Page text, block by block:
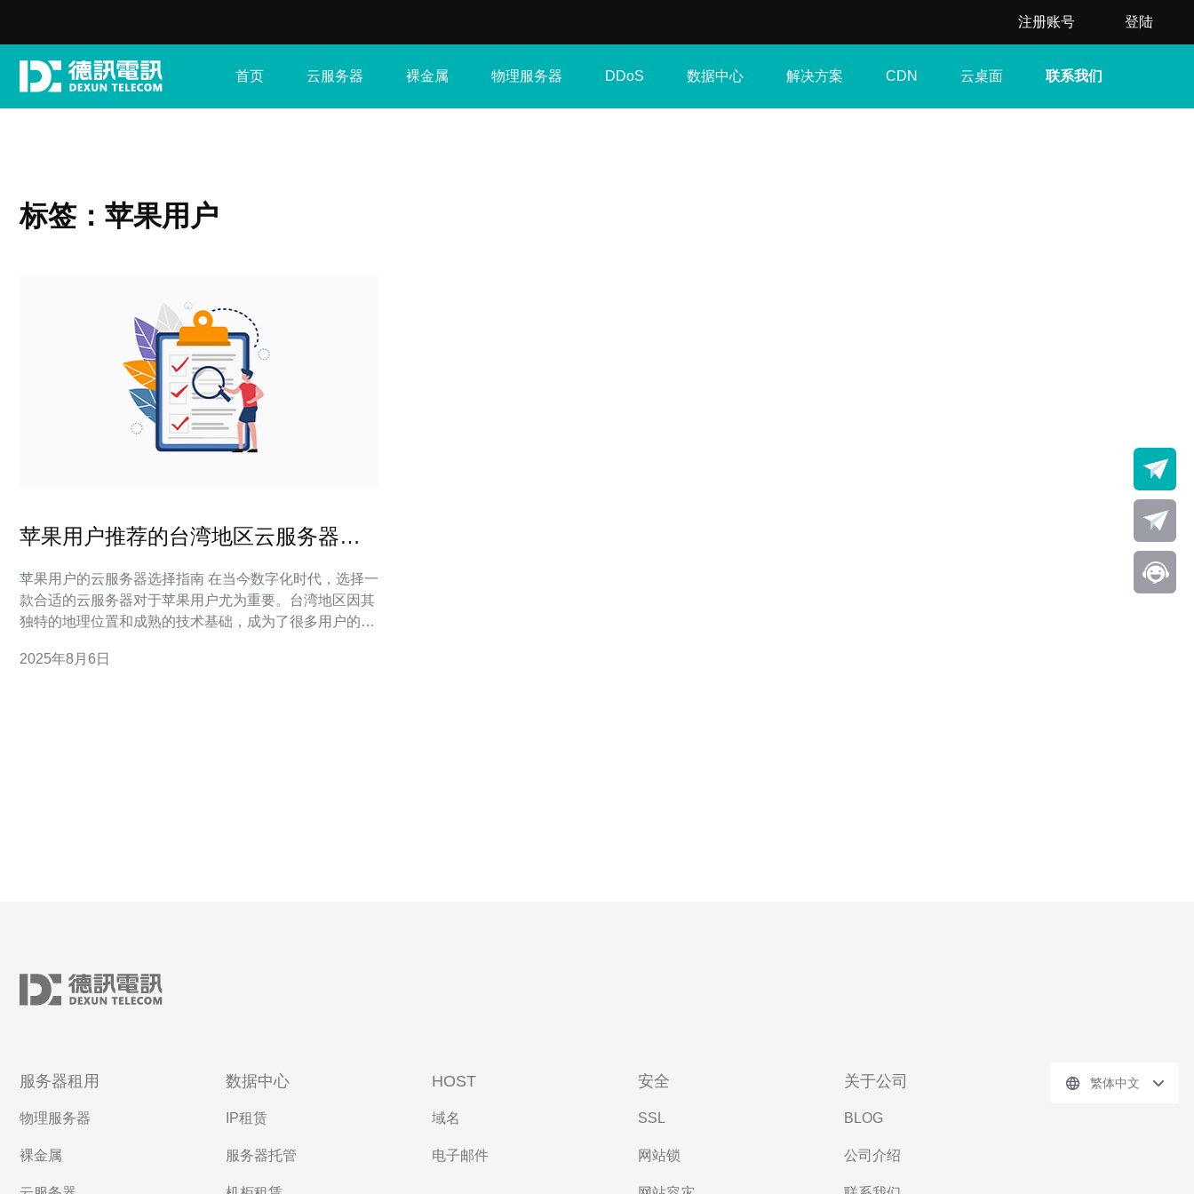
注册账号 登陆
首页 云服务器 裸金属 物理服务器 DDoS 数据中心 解决方案 CDN 云桌面 联系我们
标签：苹果用户
苹果用户推荐的台湾地区云服务器选
苹果用户的云服务器选择指南 在当今数字化时代，选择一
款合适的云服务器对于苹果用户尤为重要。台湾地区因其
独特的地理位置和成熟的技术基础，成为了很多用户的首
供一些选择时的重要考虑因素。 以下是我们为您总结的三
2025年8月6日
服务器租用
物理服务器
裸金属
数据中心
IP租赁
服务器托管
HOST
域名
电子邮件
安全
SSL
网站锁
关于公司
BLOG
公司介绍
繁体中文